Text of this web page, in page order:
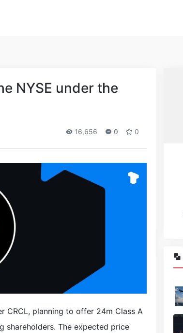
NYSE under the
16,656 0 0
CRCL, planning to offer 24m Class A
shareholders. The expected price